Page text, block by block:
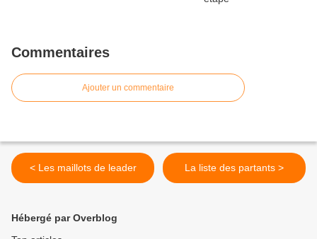
Commentaires
Ajouter un commentaire
< Les maillots de leader La liste des partants >
Hébergé par Overblog